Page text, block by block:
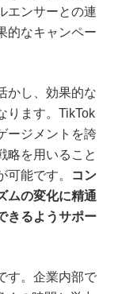
エンサーとの連
的なキャンペー
かし、効果的な
ります。TikTok
ージメントを誇
略を用いること
能です。
コン
ムの変化に精通
きるようサポー
す。企業内部で